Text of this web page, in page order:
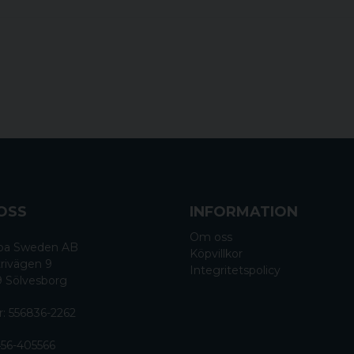
Sweden AB
9
Sölvesborg
556836-2262
405566
INFORMATION
Om oss
Köpvillkor
Integritetspolicy